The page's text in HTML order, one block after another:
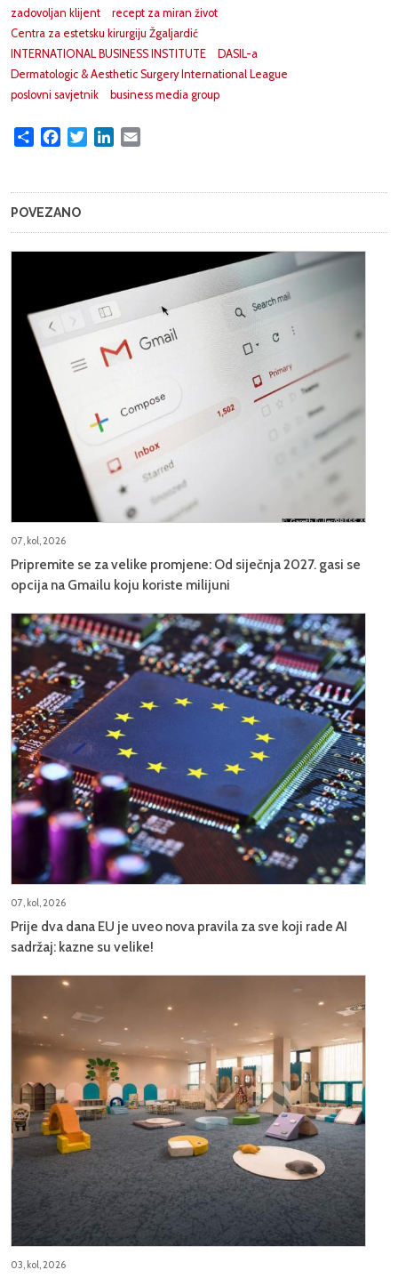
zadovoljan klijent
recept za miran život
Centra za estetsku kirurgiju Žgaljardić
INTERNATIONAL BUSINESS INSTITUTE
DASIL-a
Dermatologic & Aesthetic Surgery International League
poslovni savjetnik
business media group
Share FacebookTwitterLinkedIn
POVEZANO
07, kol, 2026
Pripremite se za velike promjene: Od siječnja 2027. gasi se
opcija na Gmailu koju koriste milijuni
07, kol, 2026
Prije dva dana EU je uveo nova pravila za sve koji rade AI
sadržaj: kazne su velike!
03, kol, 2026